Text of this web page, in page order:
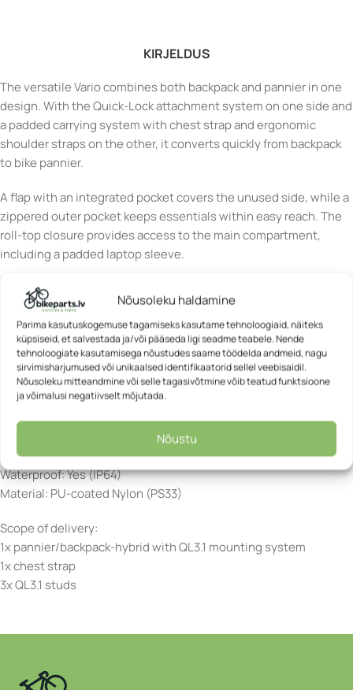
Nõusoleku haldamine
Parima kasutuskogemuse tagamiseks kasutame tehnoloogiaid, näiteks
küpsiseid, et salvestada ja/või pääseda ligi seadme teabele. Nende
tehnoloogiate kasutamisega nõustudes saame töödelda andmeid, nagu
sirvimisharjumused või unikaalsed identifikaatorid sellel veebisaidil.
Nõusoleku mitteandmine või selle tagasivõtmine võib teatud funktsioone
ja võimalusi negatiivselt mõjutada.
Nõustu
KIRJELDUS
The versatile Vario combines both backpack and pannier in one
design. With the Quick-Lock attachment system on one side and
a padded carrying system with chest strap and ergonomic
shoulder straps on the other, it converts quickly from backpack
to bike pannier.
A flap with an integrated pocket covers the unused side, while a
zippered outer pocket keeps essentials within easy reach. The
roll-top closure provides access to the main compartment,
including a padded laptop sleeve.
This waterproof hybrid bag is PVC-free and sustainably
manufactured in Germany.
Specifications:
Height: 45 cm
Width: 31 cm
Depth: 25 cm
Volume: 20 L
Weight: 1360 g
Waterproof: Yes (IP64)
Material: PU-coated Nylon (PS33)
Scope of delivery:
1x pannier/backpack-hybrid with QL3.1 mounting system
1x chest strap
3x QL3.1 studs